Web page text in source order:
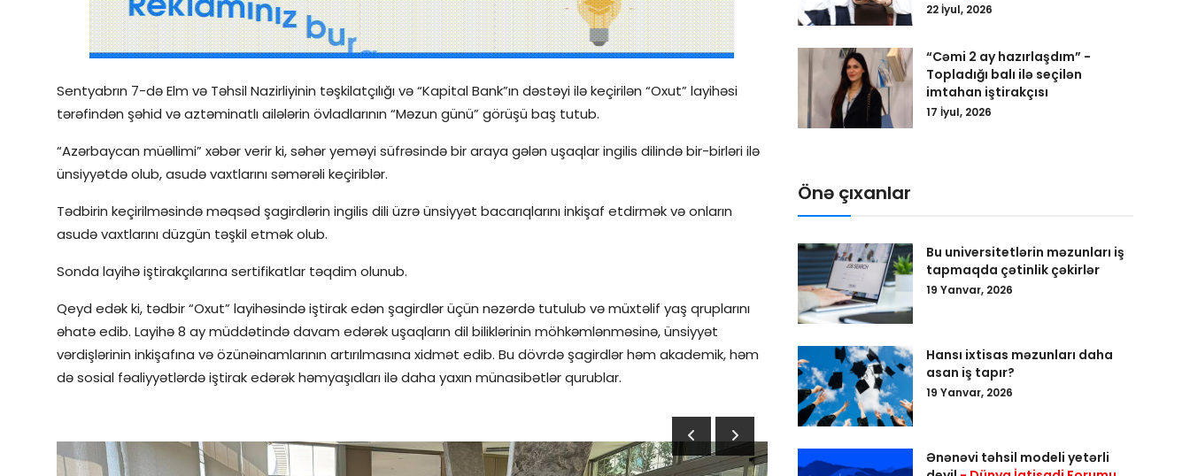
Sentyabrın 7-də Elm və Təhsil Nazirliyinin təşkilatçılığı və “Kapital Bank”ın dəstəyi ilə keçirilən “Oxut” layihəsi
tərəfindən şəhid və aztəminatlı ailələrin övladlarının “Məzun günü” görüşü baş tutub.
“Azərbaycan müəllimi” xəbər verir ki, səhər yeməyi süfrəsində bir araya gələn uşaqlar ingilis dilində bir-birləri ilə
ünsiyyətdə olub, asudə vaxtlarını səmərəli keçiriblər.
Tədbirin keçirilməsində məqsəd şagirdlərin ingilis dili üzrə ünsiyyət bacarıqlarını inkişaf etdirmək və onların
asudə vaxtlarını düzgün təşkil etmək olub.
Sonda layihə iştirakçılarına sertifikatlar təqdim olunub.
Qeyd edək ki, tədbir “Oxut” layihəsində iştirak edən şagirdlər üçün nəzərdə tutulub və müxtəlif yaş qruplarını
əhatə edib. Layihə 8 ay müddətində davam edərək uşaqların dil biliklərinin möhkəmlənməsinə, ünsiyyət
vərdişlərinin inkişafına və özünəinamlarının artırılmasına xidmət edib. Bu dövrdə şagirdlər həm akademik, həm
də sosial fəaliyyətlərdə iştirak edərək həmyaşıdları ilə daha yaxın münasibətlər qurublar.
22 İyul, 2026
“Cəmi 2 ay hazırlaşdım” -
Topladığı balı ilə seçilən
imtahan iştirakçısı
17 İyul, 2026
Önə çıxanlar
Bu universitetlərin məzunları iş
tapmaqda çətinlik çəkirlər
19 Yanvar, 2026
Hansı ixtisas məzunları daha
asan iş tapır?
19 Yanvar, 2026
Ənənəvi təhsil modeli yetərli